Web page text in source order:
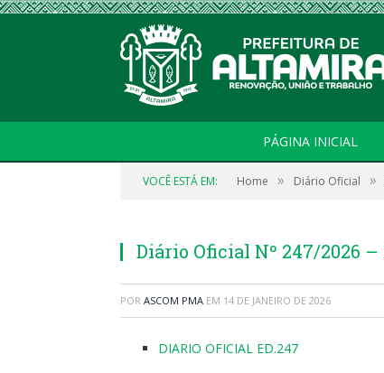
PÁGINA INICIAL
VOCÊ ESTÁ EM: Home » Diário Oficial »
Diário Oficial Nº 247/2026 –
POR ASCOM PMA EM 14 DE JANEIRO DE 2026
DIARIO OFICIAL ED.247